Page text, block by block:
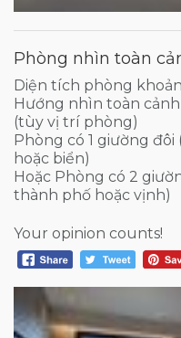
Phòng nhìn toàn
Diện tích phòng
Hướng nhìn toàn
(tùy vị trí phòng)
Phòng có 1 giường
hoặc biển)
Hoặc Phòng có 2
thành phố hoặc vịnh)
Your opinion counts!